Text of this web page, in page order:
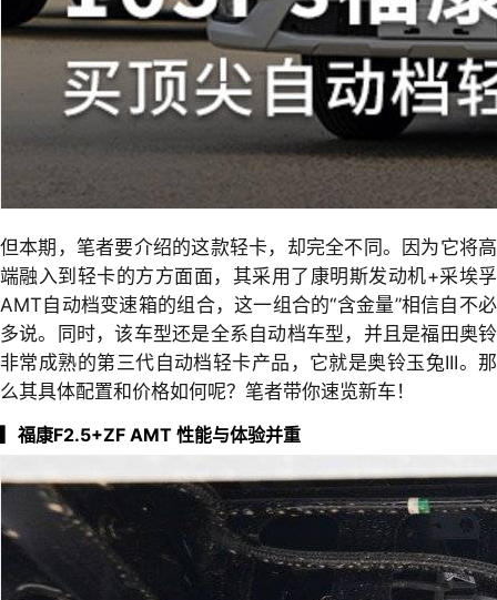
但本期，笔者要介绍的这款轻卡，却完全不同。因为它将高
端融入到轻卡的方方面面，其采用了康明斯发动机+采埃孚
AMT自动档变速箱的组合，这一组合的“含金量”相信自不必
多说。同时，该车型还是全系自动档车型，并且是福田奥铃
非常成熟的第三代自动档轻卡产品，它就是奥铃玉兔III。那
么其具体配置和价格如何呢？笔者带你速览新车！
福康F2.5+ZF AMT 性能与体验并重